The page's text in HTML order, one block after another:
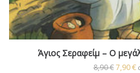
Άγιος Σεραφείμ – Ο
8,90€ 7,90€